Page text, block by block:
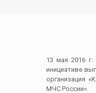
13 мая 2016 г.
инициативе
организация
МЧС России».